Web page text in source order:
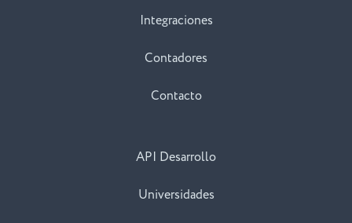
Integraciones
Contadores
Contacto
API Desarrollo
Universidades